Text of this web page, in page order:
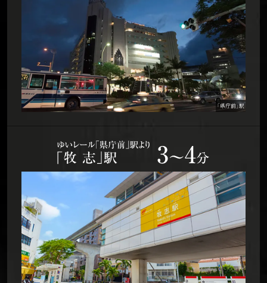
「県庁前」駅